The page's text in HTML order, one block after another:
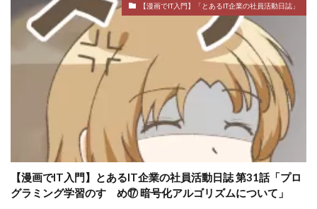
【漫画でIT入門】「とあるIT企業の社員活動日誌」
【漫画でIT入門】とあるIT企業の社員活動日誌 第31話「プロ
グラミング学習のすゝめ⑰ 暗号化アルゴリズムについて」